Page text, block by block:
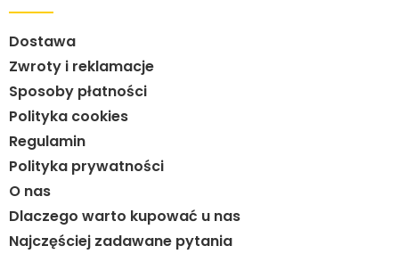
Dostawa
Zwroty i reklamacje
Sposoby płatności
Polityka cookies
Regulamin
Polityka prywatności
O nas
Dlaczego warto kupować u nas
Najczęściej zadawane pytania